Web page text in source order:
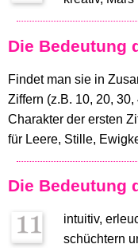
Die Bedeutung
Findet man sie in
Ziffern (z.B. 10, 20,
Charakter der ersten
für Leere, Stille,
Die Bedeutung
intuitiv,
schüchtern